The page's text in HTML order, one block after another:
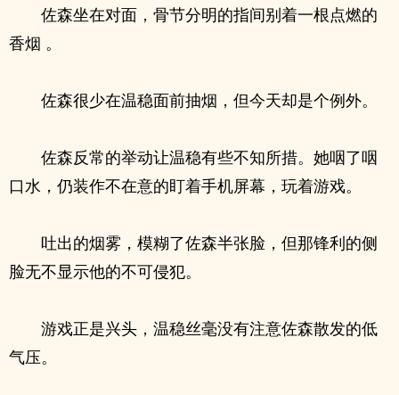
佐森坐在对面，骨节分明的指间别着一根点燃的
香烟 。
佐森很少在温稳面前抽烟，但今天却是个例外。
佐森反常的举动让温稳有些不知所措。她咽了咽
口水，仍装作不在意的盯着手机屏幕，玩着游戏。
吐出的烟雾，模糊了佐森半张脸，但那锋利的侧
脸无不显示他的不可侵犯。
游戏正是兴头，温稳丝毫没有注意佐森散发的低
气压。